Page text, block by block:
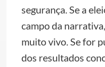
segurança. Se a
campo da
muito vivo. Se for
dos resultados